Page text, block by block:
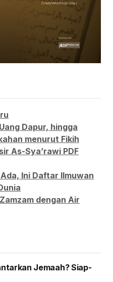
Dapur, hingga
menurut Fikih
As-Sya’rawi PDF
Ini Daftar Ilmuwan
dengan Air
Jemaah? Siap-